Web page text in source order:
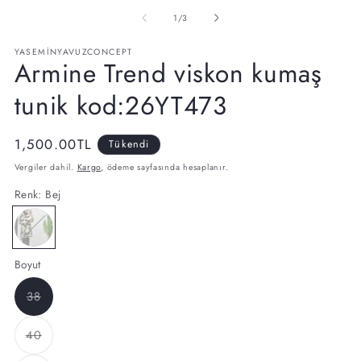
1 //3
YASEMINYAVUZCONCEPT
Armine Trend viskon kumaş
tunik kod:26YT473
Normal
fiyat
1,500.00TL Tükendi
Vergiler dahil. Kargo, ödeme sayfasında hesaplanır.
Renk: Bej
Bej
Varyasyon
tükendi
veya
kullanılamıyor
Boyut
38
Varyasyon
tükendi
veya
kullanılamıyor
40
Varyasyon
tükendi
veya